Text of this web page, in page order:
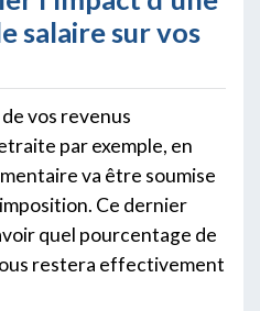
salaire sur vos
de vos revenus
par exemple, en
va être soumise
Ce dernier
quel pourcentage de
restera effectivement